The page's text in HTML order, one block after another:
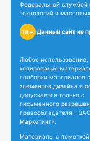
Федеральной службой
технологий и
18+ Данный сайт не
Любое использование,
копирование
подборки материалов
элементов дизайна и
допускается только с
письменного
правообладателя -
Маркетинг».
Материалы с пометкой